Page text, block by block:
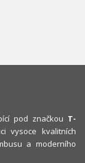
pod značkou T-
vysoce kvalitních
a moderního